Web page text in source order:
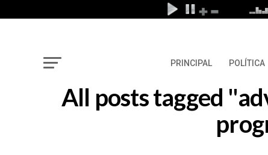
PRINCIPAL POLÍTICA
All posts tagged